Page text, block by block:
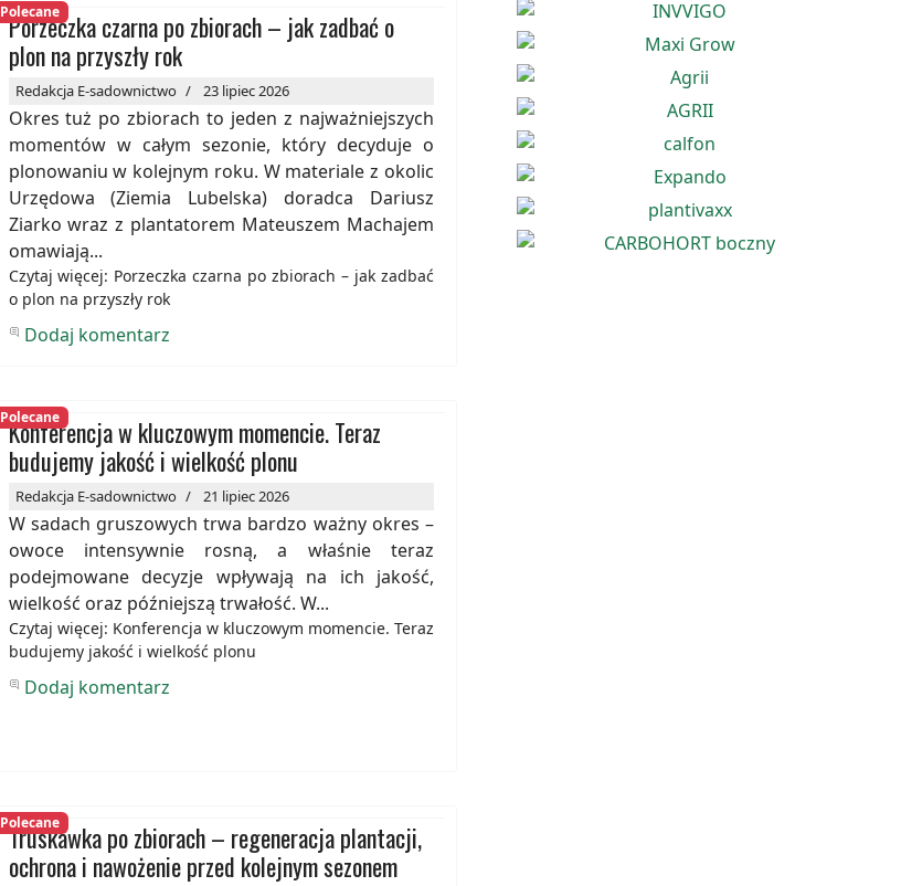
Polecane
Porzeczka czarna po zbiorach – jak zadbać o
plon na przyszły rok
Redakcja E-sadownictwo 23 lipiec 2026
Okres tuż po zbiorach to jeden z najważniejszych
momentów w całym sezonie, który decyduje o
plonowaniu w kolejnym roku. W materiale z okolic
Urzędowa (Ziemia Lubelska) doradca Dariusz
Ziarko wraz z plantatorem Mateuszem Machajem
omawiają...
Czytaj więcej: Porzeczka czarna po zbiorach – jak zadbać
o plon na przyszły rok
Dodaj komentarz
Polecane
Konferencja w kluczowym momencie. Teraz
budujemy jakość i wielkość plonu
Redakcja E-sadownictwo 21 lipiec 2026
W sadach gruszowych trwa bardzo ważny okres –
owoce intensywnie rosną, a właśnie teraz
podejmowane decyzje wpływają na ich jakość,
wielkość oraz późniejszą trwałość. W...
Czytaj więcej: Konferencja w kluczowym momencie. Teraz
budujemy jakość i wielkość plonu
Dodaj komentarz
Polecane
Truskawka po zbiorach – regeneracja plantacji,
ochrona i nawożenie przed kolejnym sezonem